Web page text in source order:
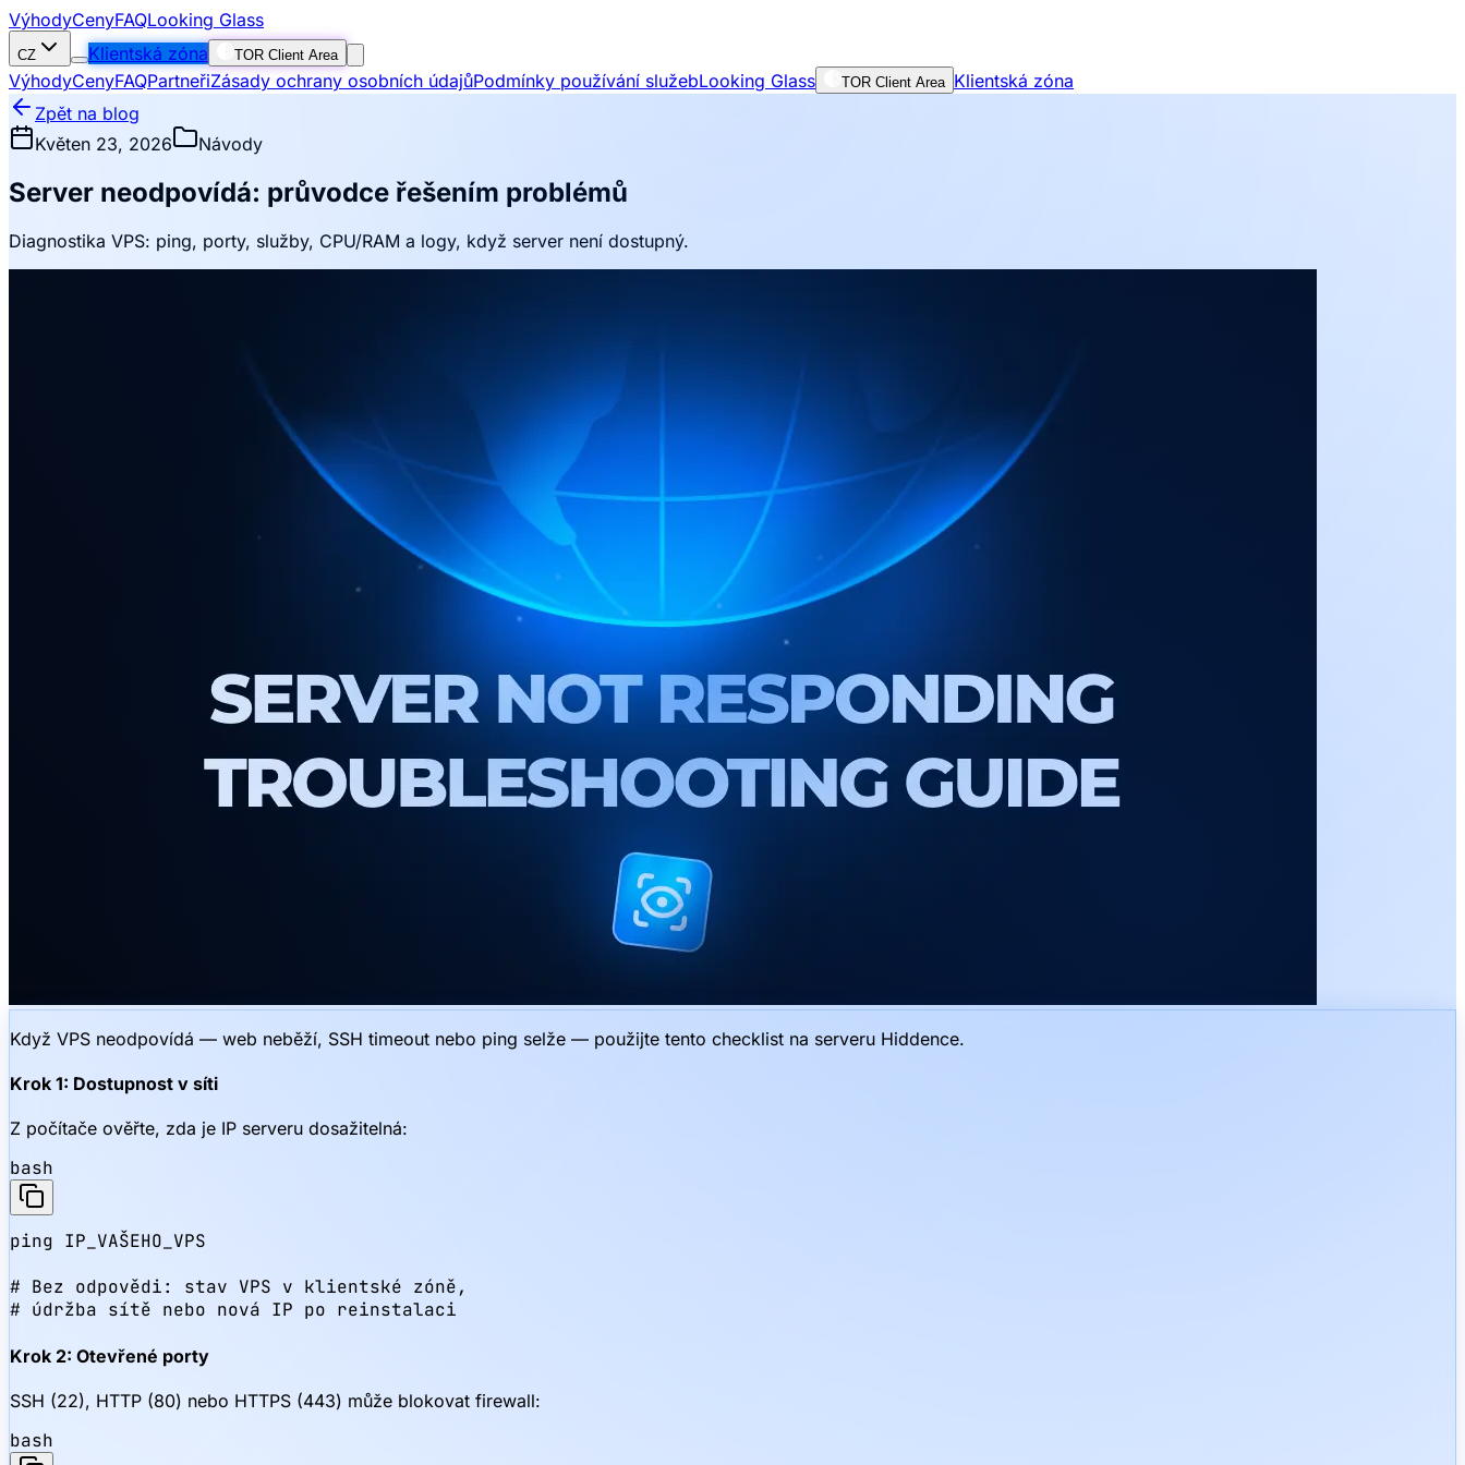
VýhodyCenyFAQLooking Glass
CZ Klientská zóna TOR Client Area
VýhodyCenyFAQPartneřiZásady ochrany osobních údajůPodmínky používání služebLooking Glass TOR Client Area Klientská zóna
Zpět na blog
Květen 23, 2026
Návody
Server neodpovídá: průvodce řešením problémů
Diagnostika VPS: ping, porty, služby, CPU/RAM a logy, když server není dostupný.
Když VPS neodpovídá — web neběží, SSH timeout nebo ping selže — použijte tento checklist na serveru Hiddence.
Krok 1: Dostupnost v síti
Z počítače ověřte, zda je IP serveru dosažitelná:
bash
ping IP_VAŠEHO_VPS
# Bez odpovědi: stav VPS v klientské zóně,
# údržba sítě nebo nová IP po reinstalaci
Krok 2: Otevřené porty
SSH (22), HTTP (80) nebo HTTPS (443) může blokovat firewall:
bash